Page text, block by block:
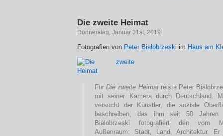
Die zweite Heimat
Donnerstag, Januar 31st, 2019
Fotografien von Peter Bialobrzeski im Haus am
FürDie zweite Heimatreiste Peter
mit seiner Kamera durch Deutschland.
versucht der Künstler, die soziale
beschreiben, das ihm seit 50 Jahren
Bialobrzeski fotografiert den vom
Außenraum: Stadt, Land, Architektur.